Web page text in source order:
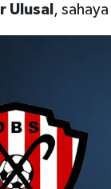
Ulusal , sahaya